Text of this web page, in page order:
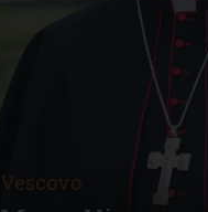
Vescovo